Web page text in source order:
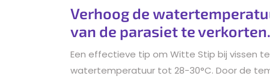
Verhoog de
van de parasiet te verkorten.
Een effectieve tip om Witte Stip bij vissen
watertemperatuur tot 28-30°C. Door de